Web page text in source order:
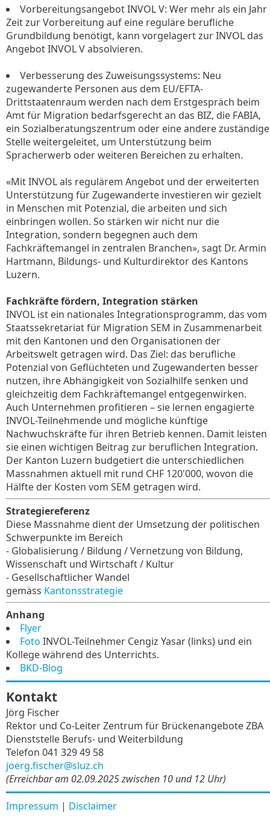
Vorbereitungsangebot INVOL V: Wer mehr als ein Jahr
Zeit zur Vorbereitung auf eine reguläre berufliche
Grundbildung benötigt, kann vorgelagert zur INVOL das
Angebot INVOL V absolvieren.
Verbesserung des Zuweisungssystems: Neu
zugewanderte Personen aus dem EU/EFTA-
Drittstaatenraum werden nach dem Erstgespräch beim
Amt für Migration bedarfsgerecht an das BIZ, die FABIA,
ein Sozialberatungszentrum oder eine andere zuständige
Stelle weitergeleitet, um Unterstützung beim
Spracherwerb oder weiteren Bereichen zu erhalten.
«Mit INVOL als regulärem Angebot und der erweiterten
Unterstützung für Zugewanderte investieren wir gezielt
in Menschen mit Potenzial, die arbeiten und sich
einbringen wollen. So stärken wir nicht nur die
Integration, sondern begegnen auch dem
Fachkräftemangel in zentralen Branchen», sagt Dr. Armin
Hartmann, Bildungs- und Kulturdirektor des Kantons
Luzern.
Fachkräfte fördern, Integration stärken
INVOL ist ein nationales Integrationsprogramm, das vom
Staatssekretariat für Migration SEM in Zusammenarbeit
mit den Kantonen und den Organisationen der
Arbeitswelt getragen wird. Das Ziel: das berufliche
Potenzial von Geflüchteten und Zugewanderten besser
nutzen, ihre Abhängigkeit von Sozialhilfe senken und
gleichzeitig dem Fachkräftemangel entgegenwirken.
Auch Unternehmen profitieren – sie lernen engagierte
INVOL-Teilnehmende und mögliche künftige
Nachwuchskräfte für ihren Betrieb kennen. Damit leisten
sie einen wichtigen Beitrag zur beruflichen Integration.
Der Kanton Luzern budgetiert die unterschiedlichen
Massnahmen aktuell mit rund CHF 120'000, wovon die
Hälfte der Kosten vom SEM getragen wird.
Strategiereferenz
Diese Massnahme dient der Umsetzung der politischen
Schwerpunkte im Bereich
- Globalisierung / Bildung / Vernetzung von Bildung,
Wissenschaft und Wirtschaft / Kultur
- Gesellschaftlicher Wandel
gemäss Kantonsstrategie
Anhang
Flyer
Foto INVOL-Teilnehmer Cengiz Yasar (links) und ein
Kollege während des Unterrichts.
BKD-Blog
Kontakt
Jörg Fischer
Rektor und Co-Leiter Zentrum für Brückenangebote ZBA
Dienststelle Berufs- und Weiterbildung
Telefon 041 329 49 58
joerg.fischer@sluz.ch
(Erreichbar am 02.09.2025 zwischen 10 und 12 Uhr)
Impressum | Disclaimer